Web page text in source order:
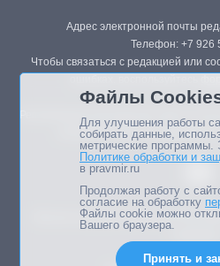
Адрес электронной почты
Телефон: +7 926
Чтобы связаться с редакцией или
Републикация материалов сайта в
возможна только с
Мнение авторов статей портала
Файлы
Для улучшения работы
собирать данные,
метрические программы.
Политике обработки и
в pravmir.ru
Продолжая работу с
согласие на обработку
Файлы cookie можно
Вашего браузера.
Принять и